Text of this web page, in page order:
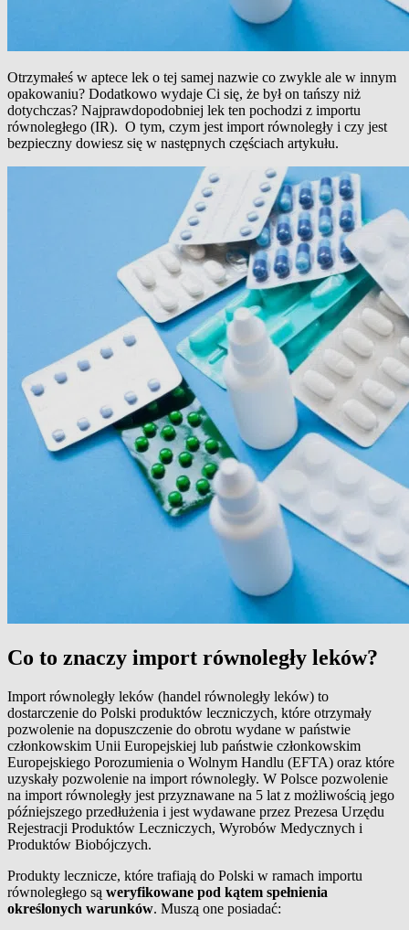
Otrzymałeś w aptece lek o tej samej nazwie co zwykle ale w innym
opakowaniu? Dodatkowo wydaje Ci się, że był on tańszy niż
dotychczas? Najprawdopodobniej lek ten pochodzi z importu
równoległego (IR). O tym, czym jest import równoległy i czy jest
bezpieczny dowiesz się w następnych częściach artykułu.
Co to znaczy import równoległy leków?
Import równoległy leków (handel równoległy leków) to
dostarczenie do Polski produktów leczniczych, które otrzymały
pozwolenie na dopuszczenie do obrotu wydane w państwie
członkowskim Unii Europejskiej lub państwie członkowskim
Europejskiego Porozumienia o Wolnym Handlu (EFTA) oraz które
uzyskały pozwolenie na import równoległy. W Polsce pozwolenie
na import równoległy jest przyznawane na 5 lat z możliwością jego
późniejszego przedłużenia i jest wydawane przez Prezesa Urzędu
Rejestracji Produktów Leczniczych, Wyrobów Medycznych i
Produktów Biobójczych.
Produkty lecznicze, które trafiają do Polski w ramach importu
równoległego są weryfikowane pod kątem spełnienia
określonych warunków. Muszą one posiadać: